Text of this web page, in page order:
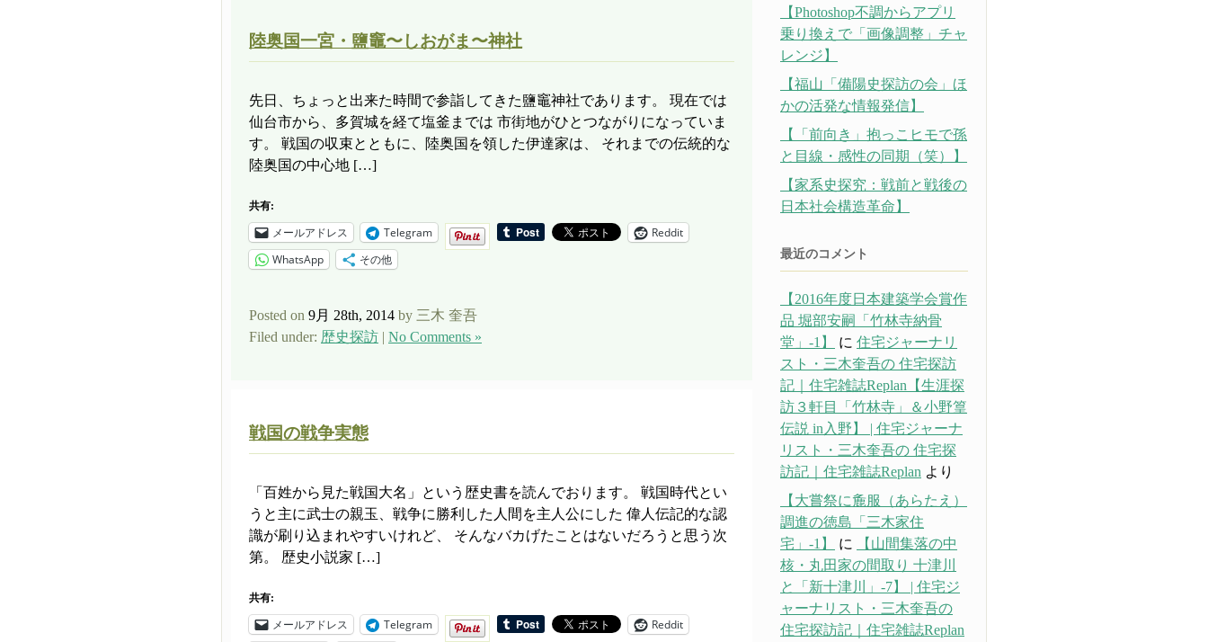
陸奥国一宮・鹽竈〜しおがま〜神社
先日、ちょっと出来た時間で参詣してきた鹽竈神社であります。 現在では
仙台市から、多賀城を経て塩釜までは 市街地がひとつながりになっていま
す。 戦国の収束とともに、陸奥国を領した伊達家は、 それまでの伝統的な
陸奥国の中心地 […]
共有:
メールアドレス Telegram
Reddit
WhatsApp
その他
Posted on 9月 28th, 2014 by 三木 奎吾
Filed under: 歴史探訪 | No Comments »
戦国の戦争実態
「百姓から見た戦国大名」という歴史書を読んでおります。 戦国時代とい
うと主に武士の親玉、戦争に勝利した人間を主人公にした 偉人伝記的な認
識が刷り込まれやすいけれど、 そんなバカげたことはないだろうと思う次
第。 歴史小説家 […]
共有:
メールアドレス Telegram
Reddit
【Photoshop不調からアプリ
乗り換えで「画像調整」チャ
レンジ】
【福山「備陽史探訪の会」ほ
かの活発な情報発信】
【「前向き」抱っこヒモで孫
と目線・感性の同期（笑）】
【家系史探究：戦前と戦後の
日本社会構造革命】
最近のコメント
【2016年度日本建築学会賞作
品 堀部安嗣「竹林寺納骨
堂」-1】
に 住宅ジャーナリ
スト・三木奎吾の 住宅探訪
記｜住宅雑誌Replan【生涯探
訪３軒目「竹林寺」＆小野篁
伝説 in入野】 | 住宅ジャーナ
リスト・三木奎吾の 住宅探
訪記｜住宅雑誌Replan より
【大嘗祭に麁服（あらたえ）
調進の徳島「三木家住
宅」-1】
に
【山間集落の中
核・丸田家の間取り 十津川
と「新十津川」-7】 | 住宅ジ
ャーナリスト・三木奎吾の
住宅探訪記｜住宅雑誌Replan